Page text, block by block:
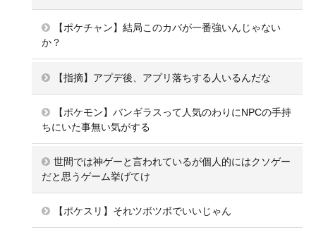
【ポケチャン】結局このカバが一番強いんじゃない
か？
【指摘】アプデ後、アプリ落ちする人いるんだな
【ポケモン】バンギラスって人気のわりにNPCの手持
ちにいた事無い気がする
世間では神ゲーと言われているが個人的にはクソゲー
だと思うゲーム挙げてけ
【ポケスリ】それツボツボでいいじゃん